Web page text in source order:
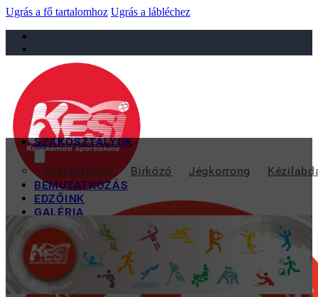
Ugrás a fő tartalomhoz Ugrás a lábléchez
sportiskola@juniorsportkft.hu
SZAKOSZTÁLYOK
Asztalitenisz Birkózó Jégkorrong
BEMUTATKOZÁS
EDZŐINK
GALÉRIA
TAO
KAPCSOLAT